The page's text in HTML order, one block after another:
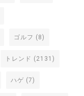
ゴルフ (8)
トレンド (2131)
ハゲ (7)